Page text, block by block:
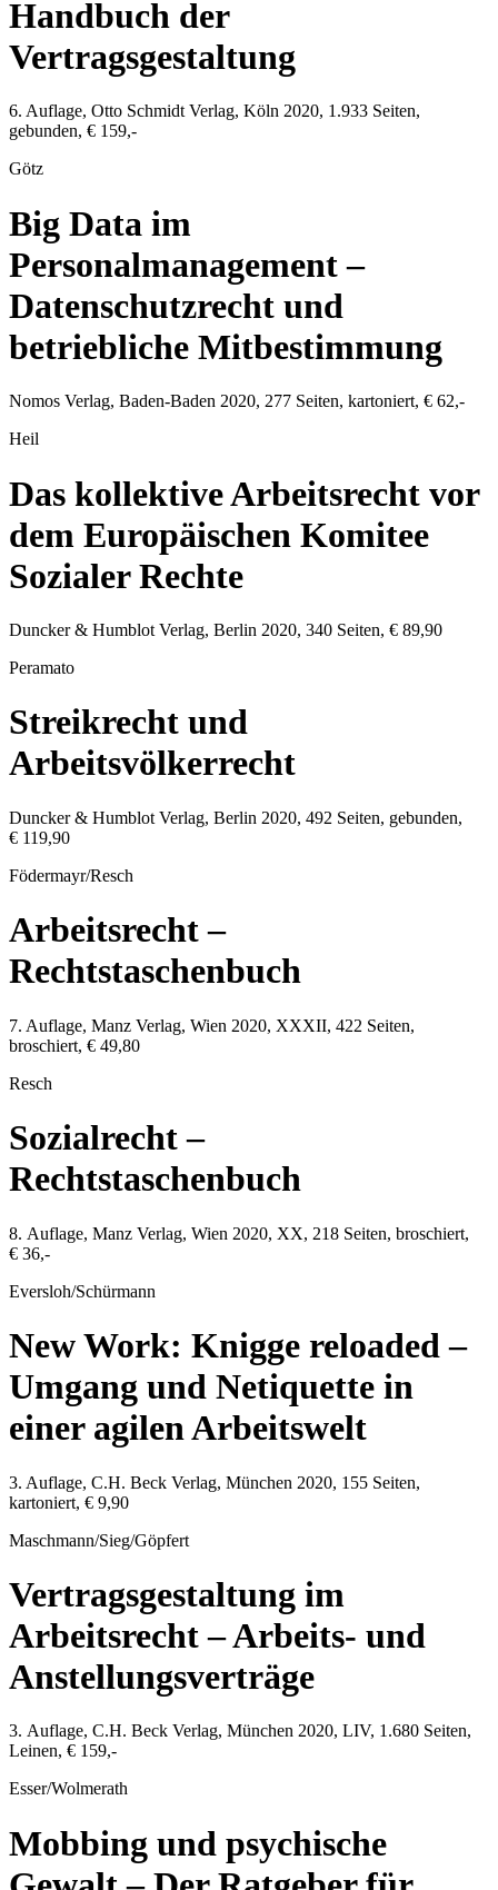
Handbuch der
Vertragsgestaltung
6. Auflage, Otto Schmidt Verlag, Köln 2020, 1.933 Seiten,
gebunden, € 159,-
Götz
Big Data im
Personalmanagement –
Datenschutzrecht und
betriebliche Mitbestimmung
Nomos Verlag, Baden-Baden 2020, 277 Seiten, kartoniert, € 62,-
Heil
Das kollektive Arbeitsrecht vor
dem Europäischen Komitee
Sozialer Rechte
Duncker & Humblot Verlag, Berlin 2020, 340 Seiten, € 89,90
Peramato
Streikrecht und
Arbeitsvölkerrecht
Duncker & Humblot Verlag, Berlin 2020, 492 Seiten, gebunden,
€ 119,90
Födermayr/Resch
Arbeitsrecht –
Rechtstaschenbuch
7. Auflage, Manz Verlag, Wien 2020, XXXII, 422 Seiten,
broschiert, € 49,80
Resch
Sozialrecht –
Rechtstaschenbuch
8. Auflage, Manz Verlag, Wien 2020, XX, 218 Seiten, broschiert,
€ 36,-
Eversloh/Schürmann
New Work: Knigge reloaded –
Umgang und Netiquette in
einer agilen Arbeitswelt
3. Auflage, C.H. Beck Verlag, München 2020, 155 Seiten,
kartoniert, € 9,90
Maschmann/Sieg/Göpfert
Vertragsgestaltung im
Arbeitsrecht – Arbeits- und
Anstellungsverträge
3. Auflage, C.H. Beck Verlag, München 2020, LIV, 1.680 Seiten,
Leinen, € 159,-
Esser/Wolmerath
Mobbing und psychische